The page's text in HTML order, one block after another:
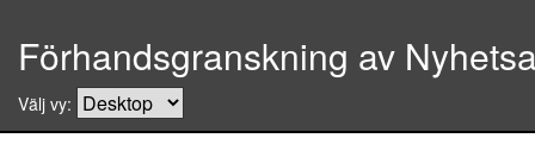
Förhandsgranskning av
Välj vy: